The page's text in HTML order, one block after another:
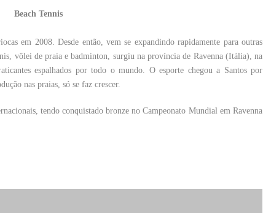
Beach Tennis
em 2008. Desde então, vem se expandindo rapidamente para outras
vôlei de praia e badminton, surgiu na província de Ravenna (Itália), na
espalhados por todo o mundo. O esporte chegou a Santos por
nas praias, só se faz crescer.
tendo conquistado bronze no Campeonato Mundial em Ravenna